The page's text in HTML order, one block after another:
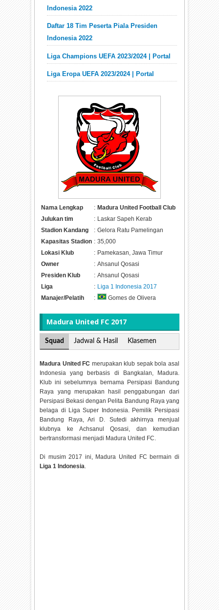
Indonesia 2022
Daftar 18 Tim Peserta Piala Presiden
Indonesia 2022
Liga Champions UEFA 2023/2024 | Portal
Liga Eropa UEFA 2023/2024 | Portal
Nama Lengkap : Madura United Football Club
Julukan tim
: Laskar Sapeh Kerab
Stadion Kandang
: Gelora Ratu Pamelingan
Kapasitas Stadion : 35,000
Lokasi Klub
: Pamekasan, Jawa Timur
Owner
: Ahsanul Qosasi
Presiden Klub
: Ahsanul Qosasi
Liga
: Liga 1 Indonesia 2017
Manajer/Pelatih
: Gomes de Olivera
Madura United FC 2017
Squad Jadwal & Hasil Klasemen
Madura United FC merupakan klub sepak bola asal
Indonesia yang berbasis di Bangkalan, Madura.
Klub ini sebelumnya bernama Persipasi Bandung
Raya yang merupakan hasil penggabungan dari
Persipasi Bekasi dengan Pelita Bandung Raya yang
belaga di Liga Super Indonesia. Pemilik Persipasi
Bandung Raya, Ari D. Sutedi akhirnya menjual
klubnya ke Achsanul Qosasi, dan kemudian
bertransformasi menjadi Madura United FC.
Di musim 2017 ini, Madura United FC bermain di
Liga 1 Indonesia